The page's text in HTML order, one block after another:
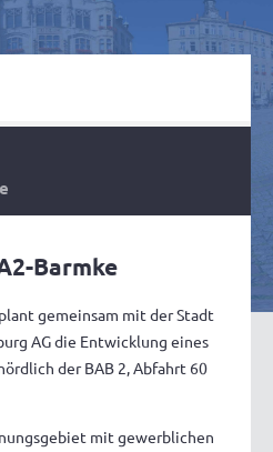
Barmke
gemeinsam mit der Stadt
AG die Entwicklung eines
der BAB 2, Abfahrt 60
mit gewerblichen